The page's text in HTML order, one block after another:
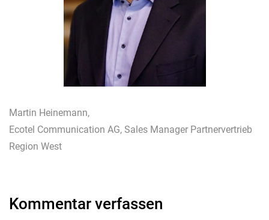
Martin Heinemann,
Ecotel Communication AG, Sales Manager Partnervertrieb
Region West
Kommentar verfassen